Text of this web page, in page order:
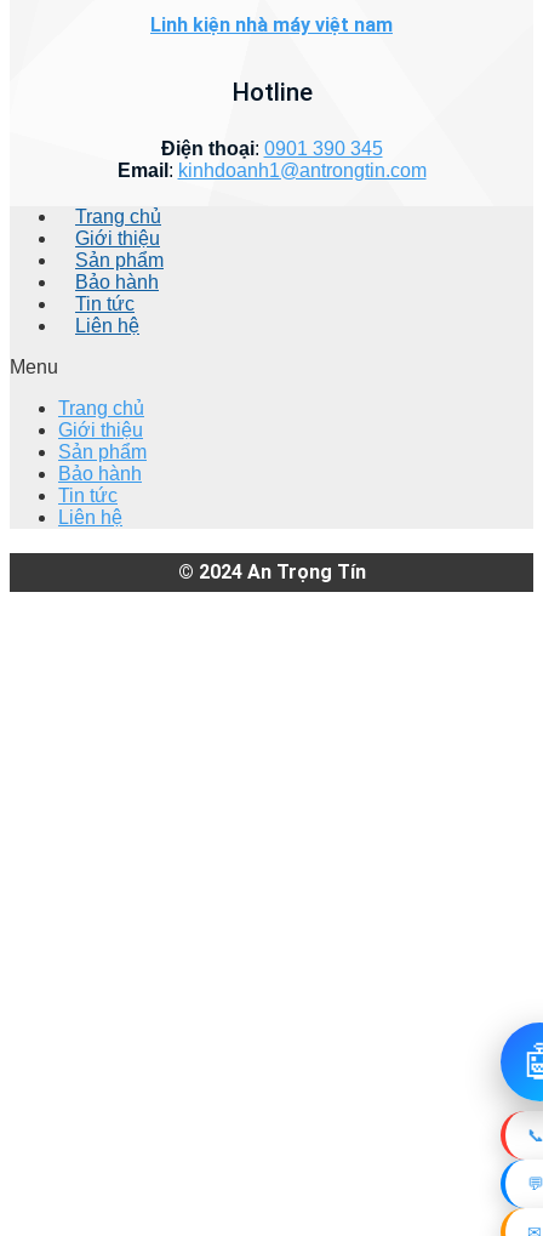
Linh kiện nhà máy việt nam
Hotline
Điện thoại: 0901 390 345
Email : kinhdoanh1@antrongtin.com
Trang chủ
Giới thiệu
Sản phẩm
Bảo hành
Tin tức
Liên hệ
Menu
Trang chủ
Giới thiệu
Sản phẩm
Bảo hành
Tin tức
Liên hệ
© 2024 An Trọng Tín